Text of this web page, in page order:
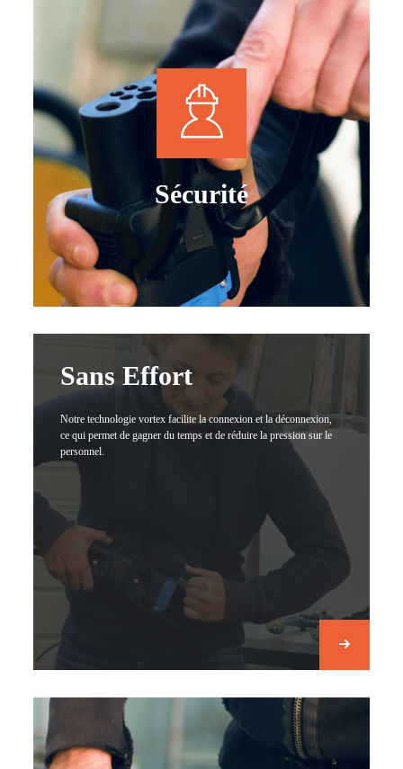
Sécurité
Sans Effort
Notre technologie vortex facilite la connexion et la déconnexion,
ce qui permet de gagner du temps et de réduire la pression sur le
personnel.